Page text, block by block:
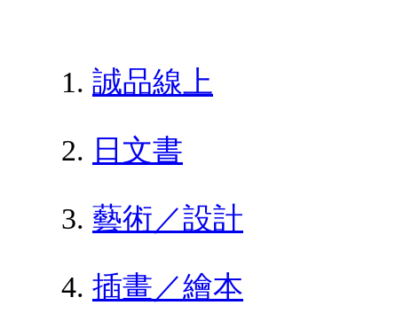
誠品線上
日文書
藝術／設計
插畫／繪本